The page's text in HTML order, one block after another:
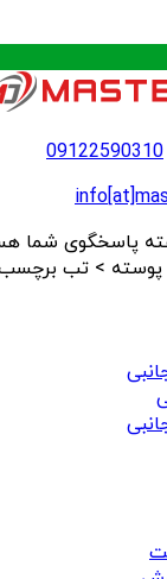
09122590310
7 روز هفته
> تب